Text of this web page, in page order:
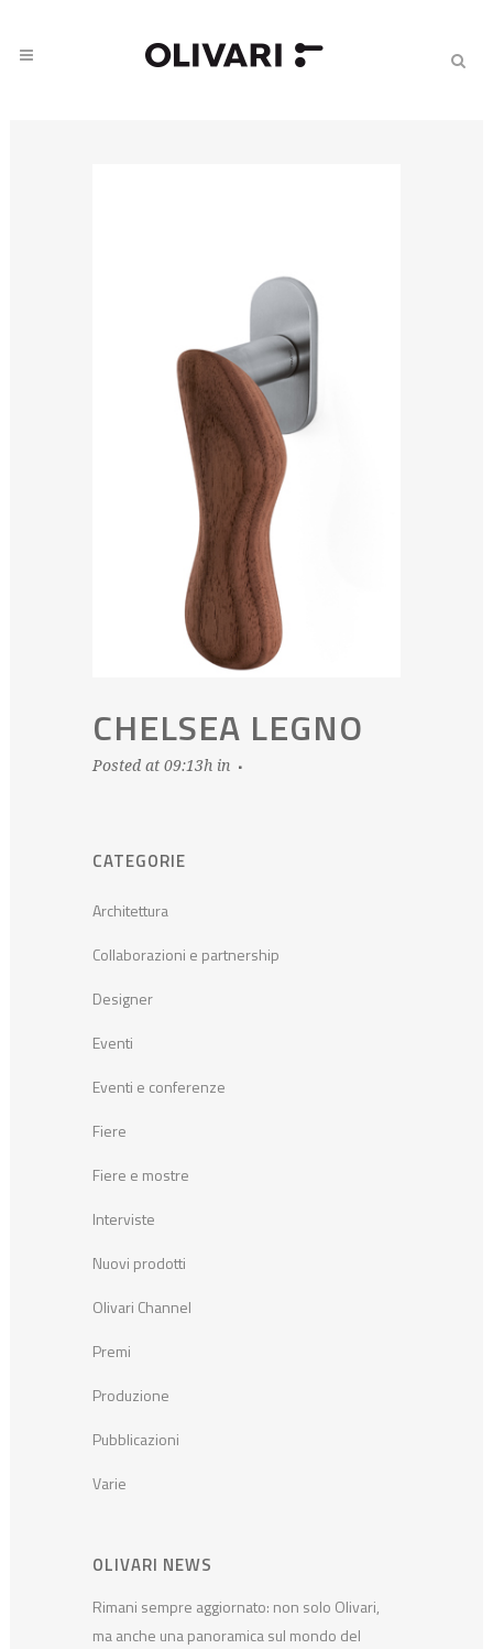
CHELSEA LEGNO
Posted at 09:13h in
CATEGORIE
Architettura
Collaborazioni e partnership
Designer
Eventi
Eventi e conferenze
Fiere
Fiere e mostre
Interviste
Nuovi prodotti
Olivari Channel
Premi
Produzione
Pubblicazioni
Varie
OLIVARI NEWS
Rimani sempre aggiornato: non solo Olivari,
ma anche una panoramica sul mondo del